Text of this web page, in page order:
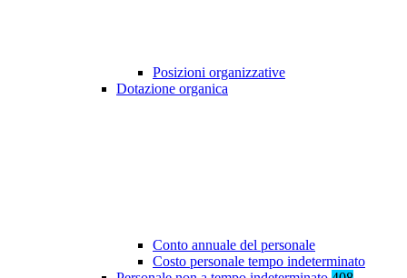
Posizioni organizzative
Dotazione organica
Conto annuale del personale
Costo personale tempo indeterminato